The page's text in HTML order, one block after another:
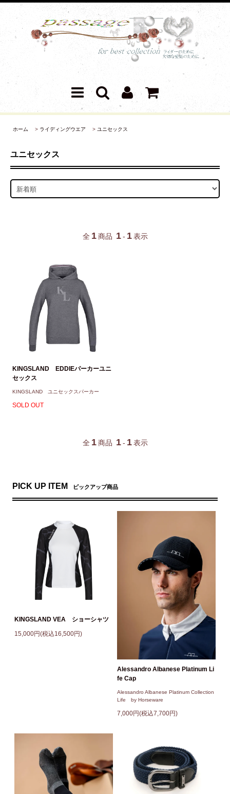
ホーム > ライディングウエア > ユニセックス
ユニセックス
全 1 商品 1 - 1 表示
KINGSLAND EDDIEパーカーユニ
セックス
KINGSLAND ユニセックスパーカー
SOLD OUT
全 1 商品 1 - 1 表示
PICK UP ITEM ピックアップ商品
KINGSLAND VEA ショーシャツ
15,000円(税込16,500円)
Alessandro Albanese Platinum Li
fe Cap
Alessandro Albanese Platinum Collection
Life by Horseware
7,000円(税込7,700円)